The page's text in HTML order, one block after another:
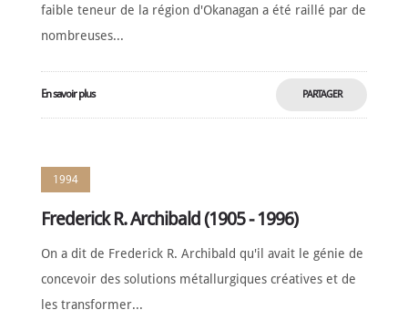
faible teneur de la région d'Okanagan a été raillé par de
nombreuses...
En savoir plus PARTAGER
1994
Frederick R. Archibald (1905 - 1996)
On a dit de Frederick R. Archibald qu'il avait le génie de
concevoir des solutions métallurgiques créatives et de
les transformer...